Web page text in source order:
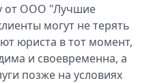
от ООО "Лучшие
могут не терять
юриста в тот момент,
и своевременна, а
позже на условиях